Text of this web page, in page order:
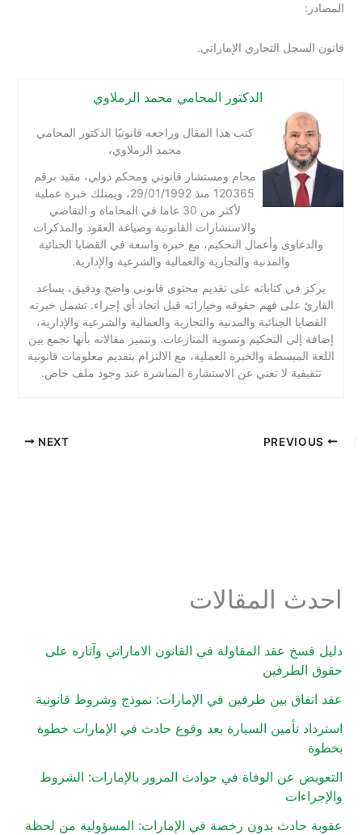
المصادر:
قانون السجل التجاري الإماراتي.
الدكتور المحامي محمد الرملاوي
كتب هذا المقال وراجعه قانونيًا الدكتور المحامي
محمد الرملاوي،
محام ومستشار قانوني ومحكم دولي، مقيد برقم
120365 منذ 29/01/1992، ويمتلك خبرة عملية
لأكثر من 30 عاما في المحاماة و التقاضي
والاستشارات القانونية وصياغة العقود والمذكرات
والدعاوى وأعمال التحكيم، مع خبرة واسعة في القضايا الجنائية
والمدنية والتجارية والعمالية والشرعية والإدارية.
يركز في كتاباته على تقديم محتوى قانوني واضح ودقيق، يساعد
القارئ على فهم حقوقه وخياراته قبل اتخاذ أي إجراء. تشمل خبرته
القضايا الجنائية والمدنية والتجارية والعمالية والشرعية والإدارية،
إضافة إلى التحكيم وتسوية المنازعات. وتتميز مقالاته بأنها تجمع بين
اللغة المبسطة والخبرة العملية، مع الالتزام بتقديم معلومات قانونية
تثقيفية لا تغني عن الاستشارة المباشرة عند وجود ملف خاص.
NEXT
احدث المقالات
دليل فسخ عقد المقاولة في القانون الاماراتي وآثاره على
حقوق الطرفين
عقد اتفاق بين طرفين في الإمارات: نموذج وشروط قانونية
استرداد تأمين السيارة بعد وقوع حادث في الإمارات خطوة
بخطوة
التعويض عن الوفاة في حوادث المرور بالإمارات: الشروط
والإجراءات
عقوبة حادث بدون رخصة في الإمارات: المسؤولية من لحظة